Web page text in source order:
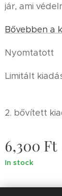
jár, ami
Bővebben a
Nyomtatott
Limitált
2. bővített
6,300 Ft
In stock